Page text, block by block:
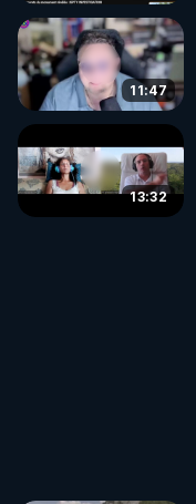
11:47
13:32